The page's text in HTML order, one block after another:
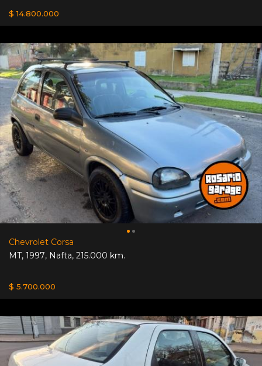
$ 14.800.000
Chevrolet Corsa
MT, 1997, Nafta, 215.000 km.
$ 5.700.000